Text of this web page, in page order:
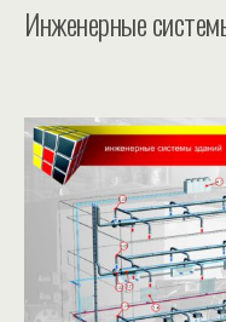
Инженерные